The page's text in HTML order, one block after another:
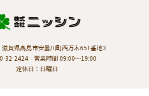
滋賀県高島市安曇川町西万木651番地3
32-2424 営業時間 09:00～19:00
定休日：日曜日